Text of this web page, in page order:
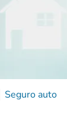
Seguro auto